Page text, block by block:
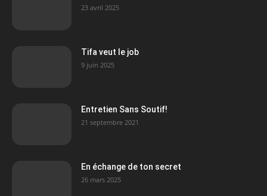
23 avril 2025
Tifa veut le job
9 juin 2025
Entretien Sans Soutif!
21 septembre 2021
En échange de ton secret
26 mars 2025